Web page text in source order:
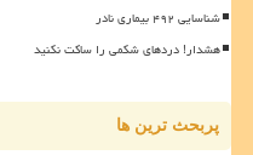
شناسایی ۴۹۲ بیماری نادر
هشدار! دردهای شکمی را ساکت نکنید
پربحث ترین ها